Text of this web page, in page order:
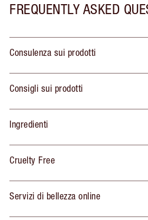
FREQUENTLY ASKED
Consulenza sui prodotti
Consigli sui prodotti
Ingredienti
Cruelty Free
Servizi di bellezza online